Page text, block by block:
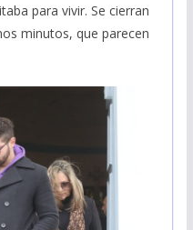
para vivir. Se cierran
minutos, que parecen